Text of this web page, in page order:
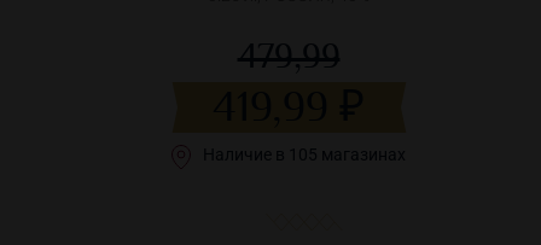
479,99
Наличие в 105 магазинах